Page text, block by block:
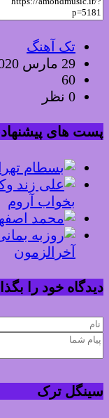
تک آهنگ
29 مارس 2020
60
های
بخواب آروم
آخرالزمون
خود را
ترک